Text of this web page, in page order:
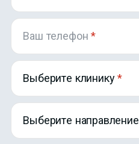
Ваш телефон*
Выберите клинику
Выберите направление